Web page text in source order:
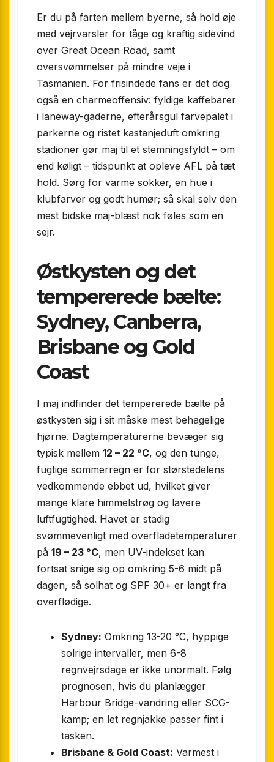
Er du på farten mellem byerne, så hold øje
med vejrvarsler for tåge og kraftig sidevind
over Great Ocean Road, samt
oversvømmelser på mindre veje i
Tasmanien. For frisindede fans er det dog
også en charmeoffensiv: fyldige kaffebarer
i laneway-gaderne, efterårsgul farvepalet i
parkerne og ristet kastanje­duft omkring
stadioner gør maj til et stemningsfyldt – om
end køligt – tidspunkt at opleve AFL på tæt
hold. Sørg for varme sokker, en hue i
klubfarver og godt humør; så skal selv den
mest bidske maj-blæst nok føles som en
sejr.
Østkysten og det
tempererede bælte:
Sydney, Canberra,
Brisbane og Gold
Coast
I maj indfinder det tempererede bælte på
østkysten sig i sit måske mest behagelige
hjørne. Dagtemperaturerne bevæger sig
typisk mellem 12 – 22 °C, og den tunge,
fugtige sommerregn er for størstedelens
vedkommende ebbet ud, hvilket giver
mange klare himmelstrøg og lavere
luftfugtighed. Havet er stadig
svømmevenligt med overfladetemperaturer
på 19 – 23 °C, men UV-indekset kan
fortsat snige sig op omkring 5-6 midt på
dagen, så solhat og SPF 30+ er langt fra
overflødige.
Sydney: Omkring 13-20 °C, hyppige
solrige intervaller, men 6-8
regnvejrsdage er ikke unormalt. Følg
prognosen, hvis du planlægger
Harbour Bridge-vandring eller SCG-
kamp; en let regnjakke passer fint i
tasken.
Brisbane & Gold Coast: Varmest i